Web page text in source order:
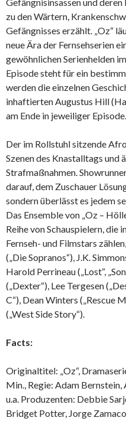
zu den Wärtern,
Gefängnisses erzählt. „Oz“
neue Ära der Fernsehserien
gewöhnlichen Serienhelden
Episode steht für ein
werden die einzelnen
inhaftierten Augustus Hill
am Ende in jeweiliger Episode.
Der im Rollstuhl sitzende
Szenen des Knastalltags und
Strafmaßnahmen.
darauf, dem Zuschauer
sondern überlässt es jedem
Das Ensemble von „Oz –
Reihe von Schauspielern, die
Fernseh- und Filmstars
(„Die Sopranos“), J.K.
Harold Perrineau („Lost“,
(„Dexter“), Lee Tergesen
C“), Dean Winters („Rescue
(„West Side Story“).
Facts:
Originaltitel: „Oz“,
Min., Regie: Adam
u.a. Produzenten: Debbie
Bridget Potter, Jorge